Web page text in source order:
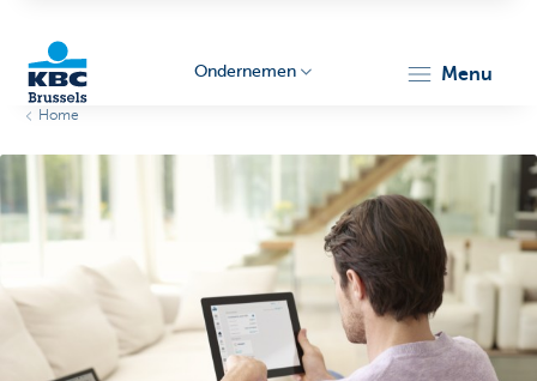
Ondernemers
Ondernemen menu
Home